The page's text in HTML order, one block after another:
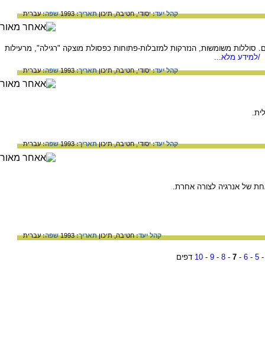
קהל יעד:יסודי,חטיבה,תיכוןתאריך:1993 שפה:עברית
סוללות משומשות, הנזרקות למזבלות-פתוחות כפסולת מוצקה "רגילה", מרעילות
/למידע מלא...
קהל יעד:יסודי,חטיבה,תיכוןתאריך:1993 שפה:עברית
קהל יעד:יסודי,חטיבה,תיכוןתאריך:1993 שפה:עברית
של אנרגיה לצורה אחרת.
קהל יעד:חטיבה,תיכוןתאריך:1993 שפה:עברית
5
-
6
-
7
-
8
-
9
-
10 דפים